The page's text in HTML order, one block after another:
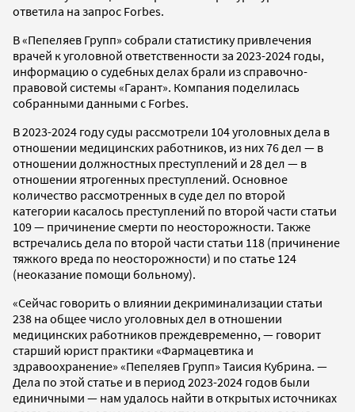
ответила на запрос Forbes.
В «Пепеляев Групп» собрали статистику привлечения
врачей к уголовной ответственности за 2023-2024 годы,
информацию о судебных делах брали из справочно-
правовой системы «Гарант». Компания поделилась
собранными данными с Forbes.
В 2023-2024 году суды рассмотрели 104 уголовных дела в
отношении медицинских работников, из них 76 дел — в
отношении должностных преступлений и 28 дел — в
отношении ятрогенных преступлений. Основное
количество рассмотренных в суде дел по второй
категории касалось преступлений по второй части статьи
109 — причинение смерти по неосторожности. Также
встречались дела по второй части статьи 118 (причинение
тяжкого вреда по неосторожности) и по статье 124
(неоказание помощи больному).
«Сейчас говорить о влиянии декриминализации статьи
238 на общее число уголовных дел в отношении
медицинских работников преждевременно, — говорит
старший юрист практики «Фармацевтика и
здравоохранение» «Пепеляев Групп» Таисия Кубрина. —
Дела по этой статье и в период 2023-2024 годов были
единичными — нам удалось найти в открытых источниках